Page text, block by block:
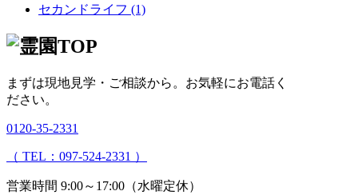
セカンドライフ (1)
まずは現地見学・ご相談から。 お気軽にお電話く
ださい。
0120-35-2331
（ TEL：097-524-2331 ）
営業時間 9:00～17:00（水曜定休）